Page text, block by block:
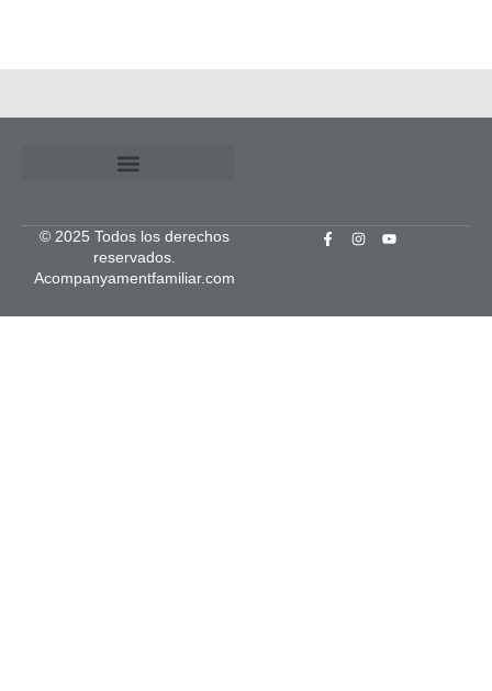
© 2025 Todos los derechos
reservados.
Acompanyamentfamiliar.com